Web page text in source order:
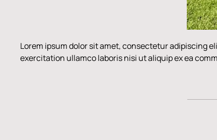
Lorem ipsum dolor sit amet, consectetur adipiscing
exercitation ullamco laboris nisi ut aliquip ex ea